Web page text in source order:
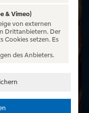
& Vimeo)
von externen
Drittanbietern. Der
Cookies setzen. Es
des Anbieters.